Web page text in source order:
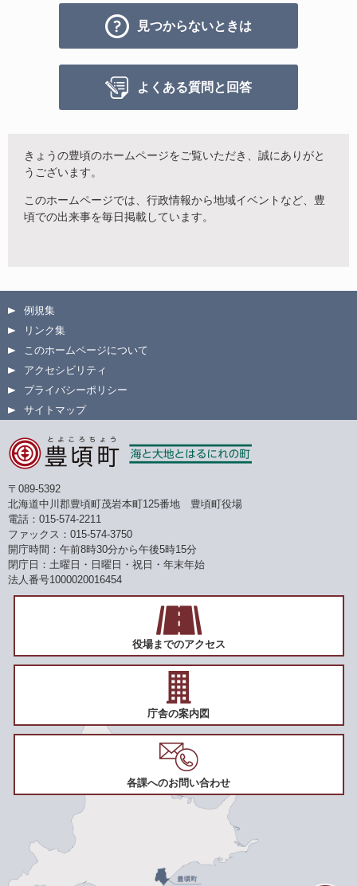
見つからないときは
よくある質問と回答
きょうの豊頃のホームページをご覧いただき、誠にありがと
うございます。
このホームページでは、行政情報から地域イベントなど、豊
頃での出来事を毎日掲載しています。
例規集
リンク集
このホームページについて
アクセシビリティ
プライバシーポリシー
サイトマップ
〒089-5392
北海道中川郡豊頃町茂岩本町125番地 豊頃町役場
電話：015-574-2211
ファックス：015-574-3750
開庁時間：午前8時30分から午後5時15分
閉庁日：土曜日・日曜日・祝日・年末年始
法人番号1000020016454
役場までのアクセス
庁舎の案内図
各課へのお問い合わせ